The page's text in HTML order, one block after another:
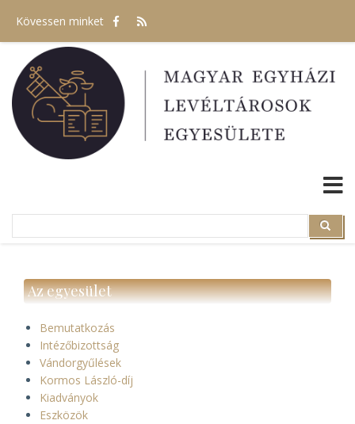
tartalomra
Kövessen minket
Search
Az egyesület
Bemutatkozás
Intézőbizottság
Vándorgyűlések
Kormos László-díj
Kiadványok
Eszközök